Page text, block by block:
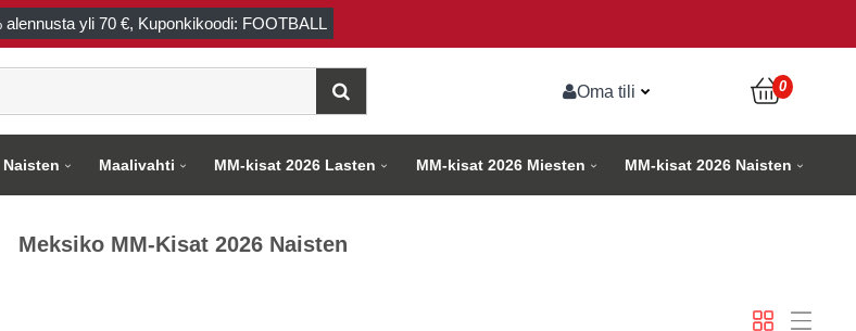
alennusta yli 70 €, Kuponkikoodi: FOOTBALL
Oma tili 0
Naisten Maalivahti MM-kisat 2026 Lasten MM-kisat 2026 Miesten MM-kisat 2026 Naisten
Meksiko MM-Kisat 2026 Naisten